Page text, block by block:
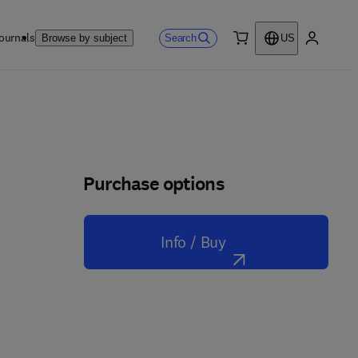
Browse by subject Search
US
Purchase options
Info / Buy